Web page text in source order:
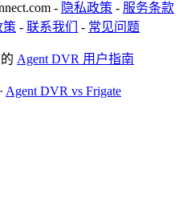
- 隐私政策 - 服务条款
策 - 联系我们 - 常见问题
Agent DVR 用户指南
· Agent DVR vs Frigate